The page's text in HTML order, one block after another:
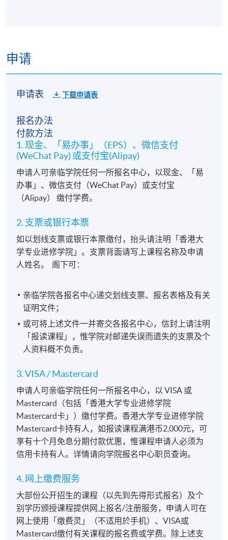
申请
申请表 下载申请表
报名办法
付款方法
1. 现金、「易办事」（EPS）、微信支付
(WeChat Pay) 或支付宝(Alipay)
申请人可亲临学院任何一所报名中心，以现金、「易
办事」、微信支付（WeChat Pay）或支付宝
（Alipay） 缴付学费。
2. 支票或银行本票
如以划线支票或银行本票缴付，抬头请注明「香港大
学专业进修学院」。支票背面请写上课程名称及申请
人姓名。 阁下可：
亲临学院各报名中心递交划线支票、报名表格及有关
证明文件；
或可将上述文件一并寄交各报名中心，信封上请注明
「报读课程」，惟学院对邮递失误而遗失的支票及个
人资料概不负责。
3. VISA / Mastercard
申请人可亲临学院任何一所报名中心，以 VISA 或
Mastercard（包括「香港大学专业进修学院
Mastercard卡」）缴付学费。香港大学专业进修学院
Mastercard卡持有人，如报读课程满港币2,000元，可
享有十个月免息分期付款优惠，惟课程申请人必须为
信用卡持有人。详情请向学院报名中心职员查询。
4. 网上缴费服务
大部份公开招生的课程（以先到先得形式报名）及个
别学历颁授课程提供网上报名/注册服务，申请人可在
网上使用「缴费灵」（不适用於手机）、VISA或
Mastercard缴付有关课程的报名费或学费。除上述支